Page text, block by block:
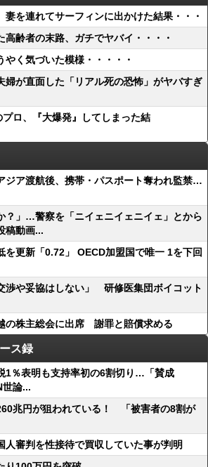
妻を連れてサーフィンに出かけた結果・・・
高齢者の末路、ガチでヤバイ・・・・
やく気づいた模様・・・・・
婦が直面した「リアル死の恐怖」がヤバすぎ
プロ、『大爆発』してしまった結
ジア渡航後、携帯・パスポート奪われ監禁…
？」…警察を「ニイェニイェニイェ」とから
稿動画...
を更新「0.72」 OECD加盟国で唯一 1を下回
渉や妥協はしない」 研修医集団ボイコット
の株主総会に出席 謝罪と賠償求める
ス録
1％表明も支持率初の6割切り…「賛成
論...
兆円が狙われている！ 「被害者の8割が
人審判を性接待で買収していた事が判明